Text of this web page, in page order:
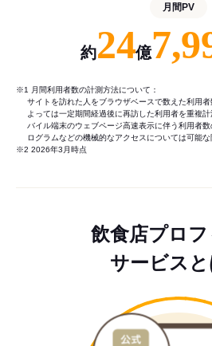
月間PV
約24億
※1 月間利用者数の計測方法について：
サイトを訪れた人をブラウザベースで数えた利用
よっては一定期間経過後に再訪した利用者を重複
バイル端末のウェブページ高速表示に伴う利用者
ログラムなどの機械的なアクセスについては可能な
※2 2026年3月時点
飲食店プロ
サービスと